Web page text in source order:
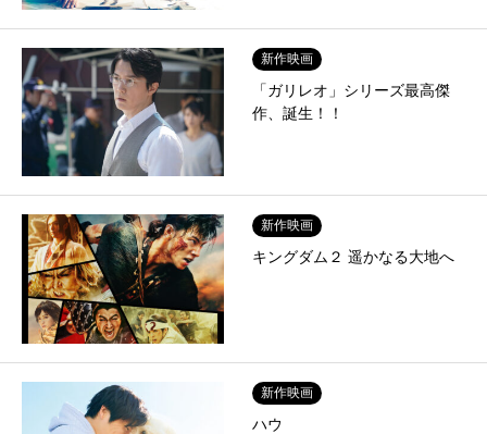
新作映画
「ガリレオ」シリーズ最高傑
作、誕生！！
新作映画
キングダム２ 遥かなる大地へ
新作映画
ハウ